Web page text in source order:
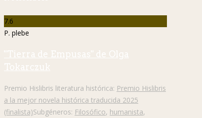
7.6
P. plebe
"Tierra de Empusas" de Olga
Tokarczuk
Premio Hislibris literatura histórica: Premio Hislibris
a la mejor novela histórica traducida 2025
(finalista)Subgéneros: Filosófico, humanista,